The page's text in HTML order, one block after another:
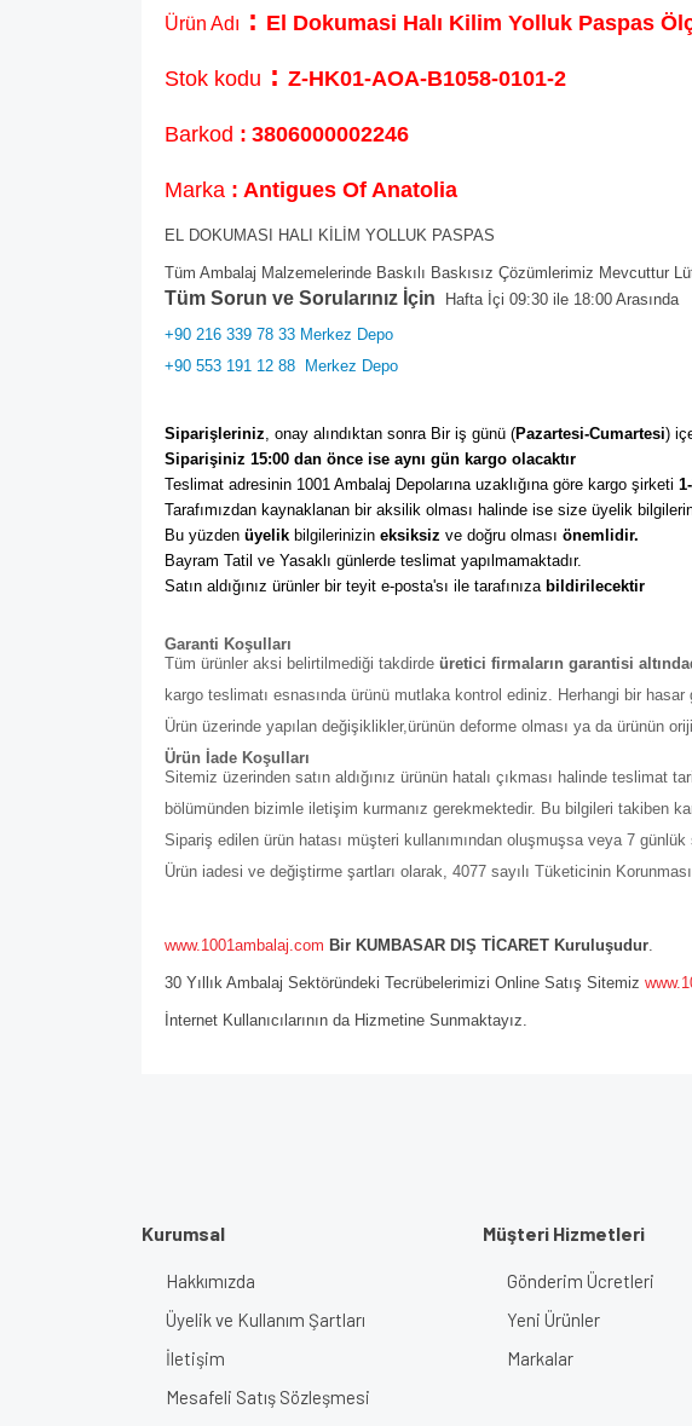
Ürün Adı : El Dokumasi Halı Kilim Yolluk Paspas
Stok kodu : Z-HK01-AOA-B1058-0101-2
Barkod : 3806000002246
Marka : Antigues Of Anatolia
EL DOKUMASI HALI KİLİM YOLLUK PASPAS
Tüm Ambalaj Malzemelerinde Baskılı Baskısız Çözümlerimiz Mevcuttur
Tüm Sorun ve Sorularınız İçin Hafta İçi 09:30 ile 18:00 Arasında
+90 216 339 78 33 Merkez Depo
+90 553 191 12 88 Merkez Depo
Siparişleriniz, onay alındıktan sonra Bir iş günü (Pazartesi-Cumartesi)
Siparişiniz 15:00 dan önce ise aynı gün kargo olacaktır
Teslimat adresinin 1001 Ambalaj Depolarına uzaklığına göre kargo şirketi
Tarafımızdan kaynaklanan bir aksilik olması halinde ise size üyelik
Bu yüzden üyelik bilgilerinizin eksiksiz ve doğru olması önemlidir.
Bayram Tatil ve Yasaklı günlerde teslimat yapılmamaktadır.
Satın aldığınız ürünler bir teyit e-posta'sı ile tarafınıza bildirilecektir
Garanti Koşulları
Tüm ürünler aksi belirtilmediği takdirde üretici firmaların garantisi
kargo teslimatı esnasında ürünü mutlaka kontrol ediniz. Herhangi bir
Ürün üzerinde yapılan değişiklikler,ürünün deforme olması ya da ürünün
Ürün İade Koşulları
Sitemiz üzerinden satın aldığınız ürünün hatalı çıkması halinde teslimat
bölümünden bizimle iletişim kurmanız gerekmektedir. Bu bilgileri takiben
Sipariş edilen ürün hatası müşteri kullanımından oluşmuşsa veya 7
Ürün iadesi ve değiştirme şartları olarak, 4077 sayılı Tüketicinin
www.1001ambalaj.com Bir KUMBASAR DIŞ TİCARET Kuruluşudur.
30 Yıllık Ambalaj Sektöründeki Tecrübelerimizi Online Satış Sitemiz
İnternet Kullanıcılarının da Hizmetine Sunmaktayız.
Kurumsal
Hakkımızda
Üyelik ve Kullanım Şartları
İletişim
Mesafeli Satış Sözleşmesi
Müşteri Hizmetleri
Gönderim Ücretleri
Yeni Ürünler
Markalar